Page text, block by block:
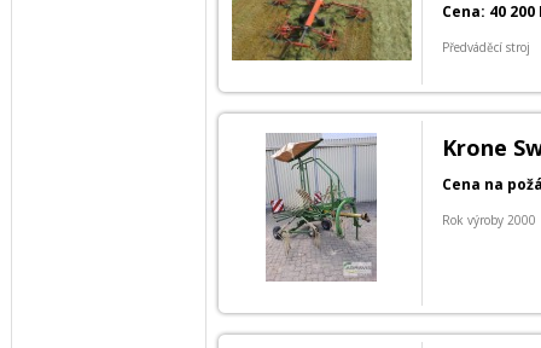
Cena: 40 200
Předváděcí stroj
Krone
Cena na
Rok výroby 2000